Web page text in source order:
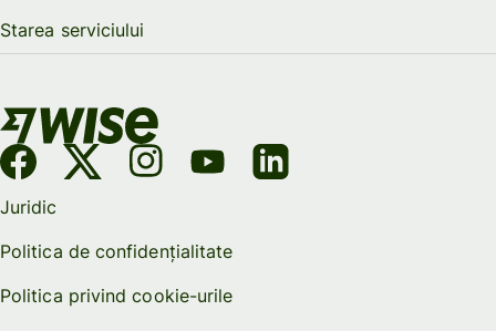
Starea serviciului
Juridic
Politica de confidențialitate
Politica privind cookie-urile